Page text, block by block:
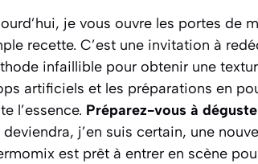
je vous ouvre les portes de
recette. C’est une invitation à
infaillible pour obtenir une
artificiels et les préparations en
l’essence. Préparez-vous à
j’en suis certain, une
est prêt à entrer en scène